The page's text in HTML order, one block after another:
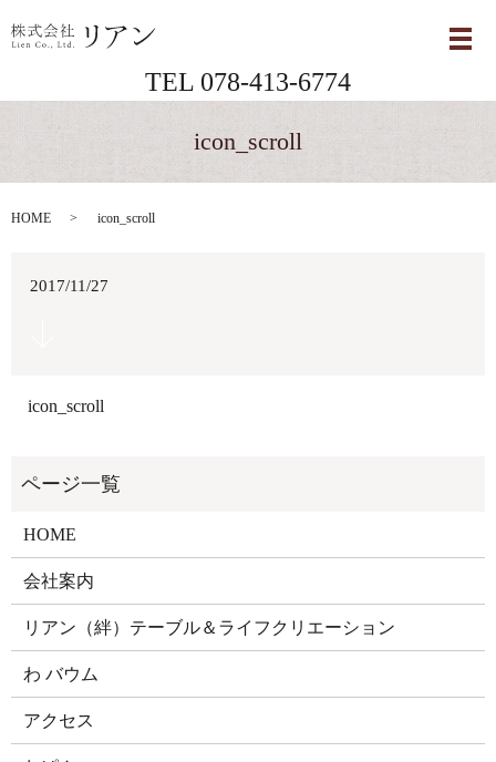
メ
TEL 078-413-6774
icon_scroll
HOME icon_scroll
2017/11/27
icon_scroll
HOME
会社案内
リアン（絆）テーブル＆ライフクリエーション
わ バウム
アクセス